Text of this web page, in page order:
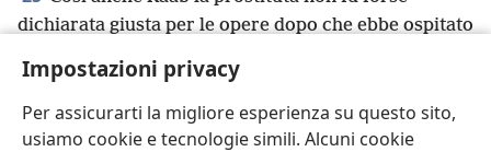
Impostazioni privacy
Per assicurarti la migliore esperienza su questo sito,
usiamo cookie e tecnologie simili. Alcuni cookie
dichiarata giusta per le opere dopo che ebbe ospitato
26 In effetti, come il corpo senza spirito
così anche la fede senza opere è morta. +